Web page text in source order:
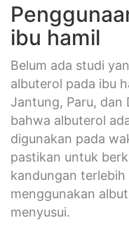
ibu hamil
Belum ada studi
albuterol pada ibu
Jantung, Paru, dan
bahwa albuterol
digunakan pada
pastikan untuk
kandungan terlebih
menggunakan
menyusui.